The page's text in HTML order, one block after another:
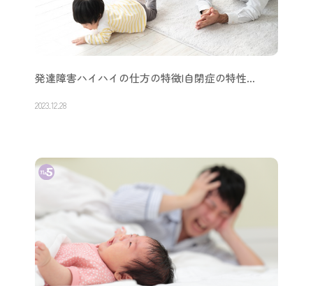
発達障害ハイハイの仕方の特徴|自閉症の特性…
2023.12.28